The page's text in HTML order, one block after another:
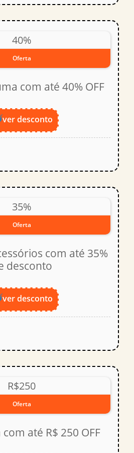
40%
Oferta
com até 40% OFF
ver desconto
35%
Oferta
com até 35%
desconto
ver desconto
R$250
Oferta
até R$ 250 OFF